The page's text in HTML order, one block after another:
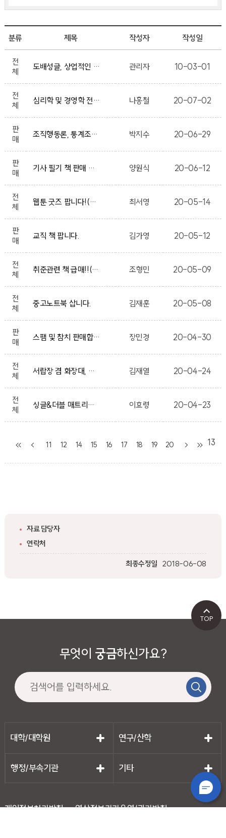
분류 제목 작성자 작성일
전
체
도배성글, 상업적인 글, 음란한 글, 남을 비방하는 글, 상업성, 광고성의 글은 임의적으로 삭제 될수 있습니다. 관리자 10-03-01
전
체
심리학 및 경영학 전공서적 판매합니다. 나홍철 20-07-02
판
매
조직행동론, 통계조사분석 책 팝니다. 박지수 20-06-29
판
매
기사 필기 책 판매 합니다. 양원식 20-06-12
전
체
웹툰 굿즈 팝니다!(냥집사, 냥덕 필독!) 최서영 20-05-14
판
매
교직 책 팝니다. 김가영 20-05-12
전
체
취준관련 책 급매!!(절찬판매 중) 조형민 20-05-09
전
체
중고노트북 삽니다. 김재훈 20-05-08
판
매
스팸 및 참치 판매합니다 장민경 20-04-30
전
체
서랍장 겸 화장대, 독서실 책상 저렴하게 급매합니다. 김재열 20-04-24
전
체
싱글&더블 매트리스,좌식책상,전신거울,행거 팝니다 이효령 20-04-23
11 12 13
14 15 16 17 18 19 20
자료 담당자
연락처
최종수정일 2018-06-08
무엇이 궁금하신가요?
대학/대학원 연구/산학
행정/부속기관 기타
개인정보처리방침
영상정보기기운영/관리방침
TOP